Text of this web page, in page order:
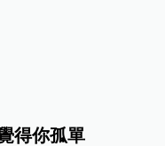
得你孤單